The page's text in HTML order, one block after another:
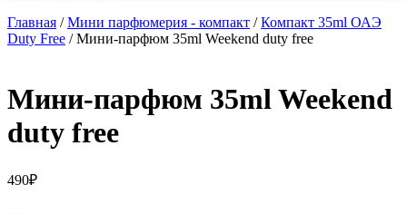
Главная /Мини парфюмерия - компакт /Компакт 35ml ОАЭ
Duty Free / Мини-парфюм 35ml Weekend duty free
Мини-парфюм 35ml Weekend
duty free
490₽